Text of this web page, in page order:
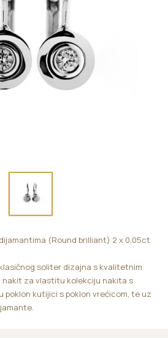
(Round brilliant) 2 x 0,05ct
soliter dizajna s kvalitetnim
za vlastitu kolekciju nakita s
poklon kutijici s poklon vrećicom, te uz